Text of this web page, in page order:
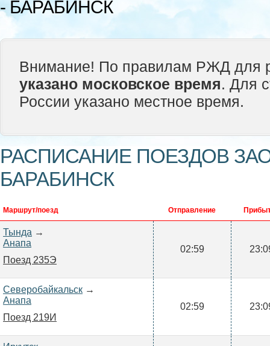
- БАРАБИНСК
Внимание! По правилам РЖД для
указано московское время. Для
России указано местное время.
РАСПИСАНИЕ ПОЕЗДОВ
БАРАБИНСК
Маршрут/поезд Отправление
Тында →
Анапа
Поезд 235Э
02:59
Северобайкальск →
Анапа
Поезд 219И
02:59